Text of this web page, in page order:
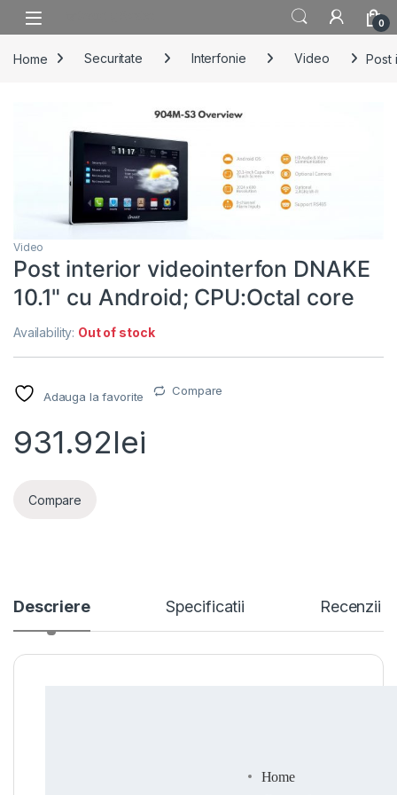
Skip to navigation
Skip to content
0
Home Securitate Interfonie Video Post
Video
Post interior videointerfon DNAKE
10.1" cu Android; CPU:Octal core
Availability: Out of stock
Adauga la favorite Compare
931.92lei
Compare
Descriere Specificatii Recenzii
Home